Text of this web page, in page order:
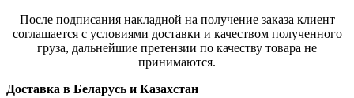
После подписания накладной на получение заказа клиент
соглашается с условиями доставки и качеством полученного
груза, дальнейшие претензии по качеству товара не
принимаются.
Доставка в Беларусь и Казахстан